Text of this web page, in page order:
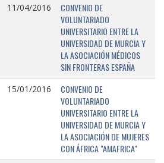
11/04/2016
CONVENIO DE
VOLUNTARIADO
UNIVERSITARIO ENTRE LA
UNIVERSIDAD DE MURCIA Y
LA ASOCIACIÓN MÉDICOS
SIN FRONTERAS ESPAÑA
15/01/2016
CONVENIO DE
VOLUNTARIADO
UNIVERSITARIO ENTRE LA
UNIVERSIDAD DE MURCIA Y
LA ASOCIACIÓN DE MUJERES
CON ÁFRICA "AMAFRICA"